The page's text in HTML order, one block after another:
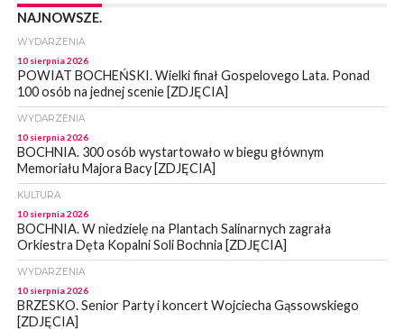
NAJNOWSZE.
WYDARZENIA
10 sierpnia 2026
POWIAT BOCHEŃSKI. Wielki finał Gospelovego Lata. Ponad
100 osób na jednej scenie [ZDJĘCIA]
WYDARZENIA
10 sierpnia 2026
BOCHNIA. 300 osób wystartowało w biegu głównym
Memoriału Majora Bacy [ZDJĘCIA]
KULTURA
10 sierpnia 2026
BOCHNIA. W niedzielę na Plantach Salinarnych zagrała
Orkiestra Dęta Kopalni Soli Bochnia [ZDJĘCIA]
WYDARZENIA
10 sierpnia 2026
BRZESKO. Senior Party i koncert Wojciecha Gąssowskiego
[ZDJĘCIA]